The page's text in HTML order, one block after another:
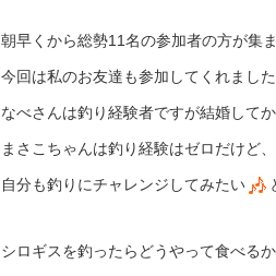
朝早くから総勢11名の参加者の方が集
今回は私のお友達も参加してくれました
なべさんは釣り経験者ですが結婚して
まさこちゃんは釣り経験はゼロだけど
自分も釣りにチャレンジしてみたい
シロギスを釣ったらどうやって食べる